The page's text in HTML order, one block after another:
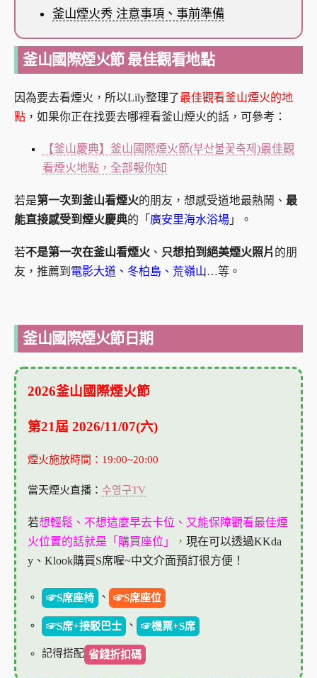
釜山煙火秀 注意事項、事前準備
釜山國際煙火節 最佳觀看地點
因為要去看煙火，所以Lily整理了最佳觀看釜山煙火的地
點 ，如果你正在找要去哪裡看釜山煙火的話，可參考：
【釜山慶典】釜山國際煙火節(부산불꽃축제)最佳觀
看煙火地點，全部報你知
若是第一次到釜山看煙火的朋友，想感受道地最熱鬧、 最
能直接感受到煙火慶典的「 廣安里海水浴場 」。
若不是第一次在釜山看煙火 、 只想拍到絕美煙火照片 的朋
友，推薦到 電影大道、冬柏島、荒嶺山…等。
釜山國際煙火節日期
2026釜山國際煙火節
第21屆 2026/11/07(六)
煙火施放時間：19:00~20:00
當天煙火直播： 수영구TV
若想輕鬆、不想這麼早去卡位、又能保障觀看最佳煙
火位置的話就是「購買座位」
， 現在可以透過KKda
y、Klook購買S席喔~中文介面預訂很方便！
☞S席座椅 、 ☞S席座位
☞S席+接駁巴士 、 ☞機票+S席
記得搭配 省錢折扣碼